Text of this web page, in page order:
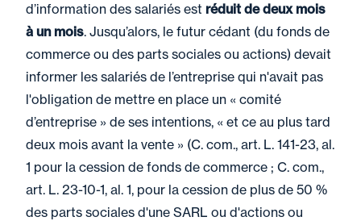
d’information des salariés est réduit de deux mois
à un mois. Jusqu’alors, le futur cédant (du fonds de
commerce ou des parts sociales ou actions) devait
informer les salariés de l’entreprise qui n'avait pas
l'obligation de mettre en place un « comité
d’entreprise » de ses intentions, « et ce au plus tard
deux mois avant la vente » (C. com., art. L. 141-23, al.
1 pour la cession de fonds de commerce ; C. com.,
art. L. 23-10-1, al. 1, pour la cession de plus de 50 %
des parts sociales d'une SARL ou d'actions ou